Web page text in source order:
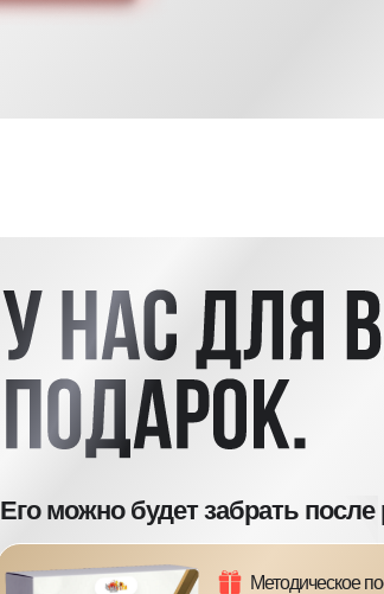
Его можно будет забрать после
Методическое